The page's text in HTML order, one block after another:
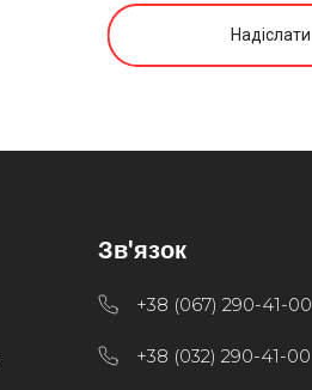
Надіслати
Зв'язок
+38 (067) 290-41-00
+38 (032) 290-41-00